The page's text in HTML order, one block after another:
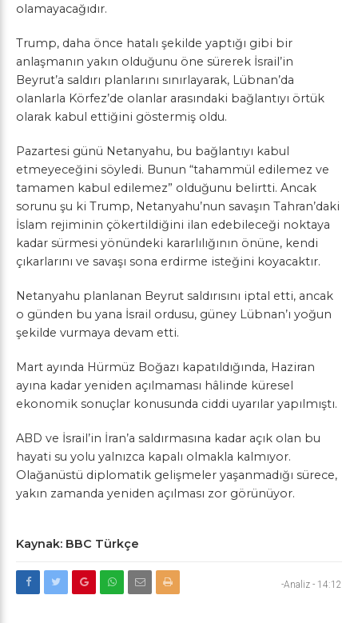
olamayacağıdır.
Trump, daha önce hatalı şekilde yaptığı gibi bir
anlaşmanın yakın olduğunu öne sürerek İsrail’in
Beyrut’a saldırı planlarını sınırlayarak, Lübnan’da
olanlarla Körfez’de olanlar arasındaki bağlantıyı örtük
olarak kabul ettiğini göstermiş oldu.
Pazartesi günü Netanyahu, bu bağlantıyı kabul
etmeyeceğini söyledi. Bunun “tahammül edilemez ve
tamamen kabul edilemez” olduğunu belirtti. Ancak
sorunu şu ki Trump, Netanyahu’nun savaşın Tahran’daki
İslam rejiminin çökertildiğini ilan edebileceği noktaya
kadar sürmesi yönündeki kararlılığının önüne, kendi
çıkarlarını ve savaşı sona erdirme isteğini koyacaktır.
Netanyahu planlanan Beyrut saldırısını iptal etti, ancak
o günden bu yana İsrail ordusu, güney Lübnan’ı yoğun
şekilde vurmaya devam etti.
Mart ayında Hürmüz Boğazı kapatıldığında, Haziran
ayına kadar yeniden açılmaması hâlinde küresel
ekonomik sonuçlar konusunda ciddi uyarılar yapılmıştı.
ABD ve İsrail’in İran’a saldırmasına kadar açık olan bu
hayati su yolu yalnızca kapalı olmakla kalmıyor.
Olağanüstü diplomatik gelişmeler yaşanmadığı sürece,
yakın zamanda yeniden açılması zor görünüyor.
Kaynak: BBC Türkçe
-Analiz - 14:12